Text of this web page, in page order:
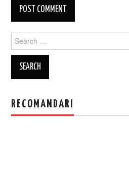
for:
RECOMANDARI